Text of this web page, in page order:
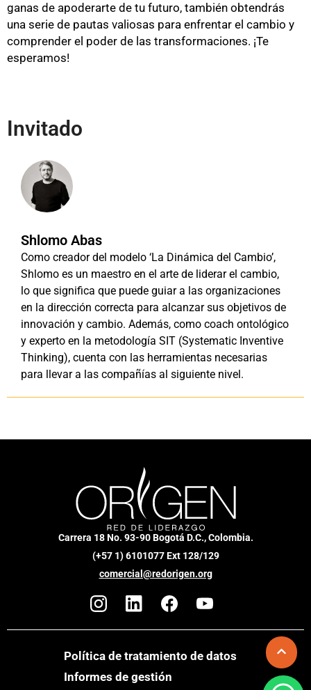
ganas de apoderarte de tu futuro, también obtendrás
una serie de pautas valiosas para enfrentar el cambio y
comprender el poder de las transformaciones. ¡Te
esperamos!
Invitado
Shlomo Abas
Como creador del modelo ‘La Dinámica del Cambio’,
Shlomo es un maestro en el arte de liderar el cambio,
lo que significa que puede guiar a las organizaciones
en la dirección correcta para alcanzar sus objetivos de
innovación y cambio. Además, como coach ontológico
y experto en la metodología SIT (Systematic Inventive
Thinking), cuenta con las herramientas necesarias
para llevar a las compañías al siguiente nivel.
Carrera 18 No. 93-90 Bogotá D.C., Colombia.
(+57 1) 6101077 Ext 128/129
comercial@redorigen.org
Política de tratamiento de datos
Informes de gestión